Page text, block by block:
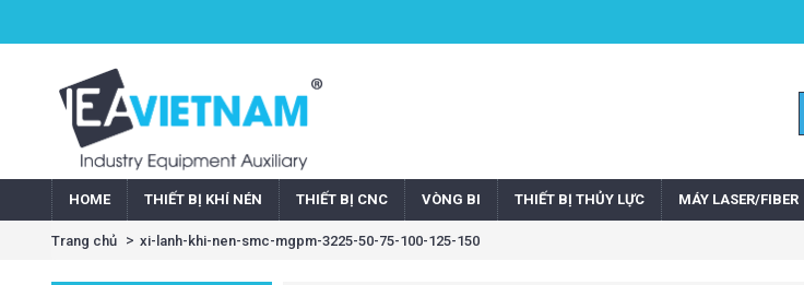
HOME THIẾT BỊ KHÍ NÉN THIẾT BỊ CNC VÒNG BI THIẾT BỊ THỦY LỰC MÁY LASER/FIBER
Trang chủ xi-lanh-khi-nen-smc-mgpm-3225-50-75-100-125-150